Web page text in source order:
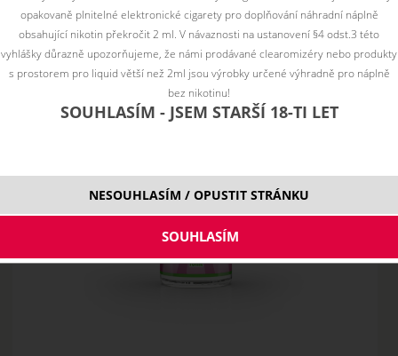
opakovaně plnitelné elektronické cigarety pro doplňování náhradní náplně
obsahující nikotin překročit 2 ml. V návaznosti na ustanovení §4 odst.3 této
vyhlášky důrazně upozorňujeme, že námi prodávané clearomizéry nebo produkty
s prostorem pro liquid větší než 2ml jsou výrobky určené výhradně pro náplně
bez nikotinu!
SOUHLASÍM - JSEM STARŠÍ 18-TI LET
NESOUHLASÍM / OPUSTIT STRÁNKU